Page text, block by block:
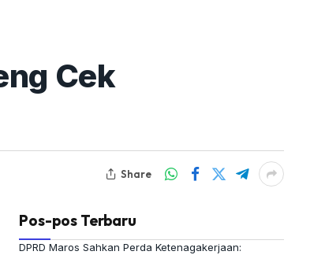
Cek
Share
Pos-pos Terbaru
DPRD Maros Sahkan Perda Ketenagakerjaan: